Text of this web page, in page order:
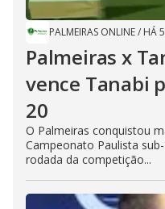
PALMEIRAS ONLINE/ HÁ
Palmeiras x
vence Tanabi
20
O Palmeiras conquistou
Campeonato Paulista
rodada da competição...